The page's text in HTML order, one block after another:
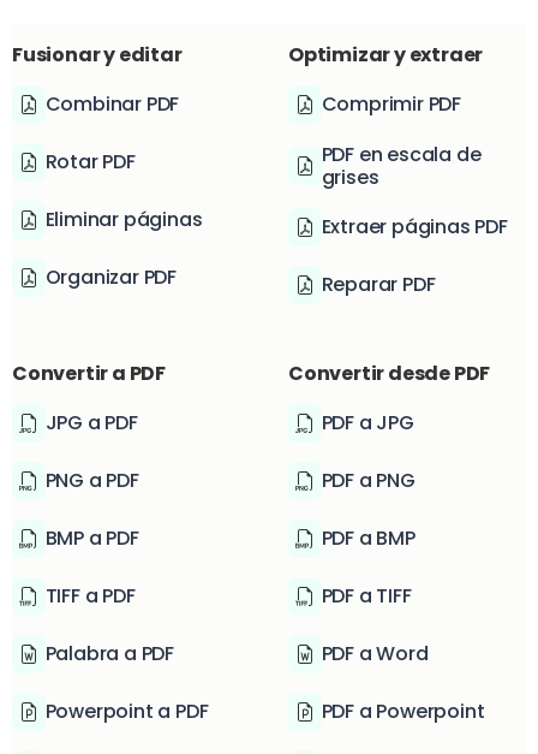
Fusionar y editar
Combinar PDF
Rotar PDF
Eliminar páginas
Organizar PDF
Optimizar y extraer
Comprimir PDF
PDF en escala de
grises
Extraer páginas PDF
Reparar PDF
Convertir a PDF
JPG a PDF
PNG a PDF
BMP a PDF
TIFF a PDF
Palabra a PDF
Powerpoint a PDF
Convertir desde PDF
PDF a JPG
PDF a PNG
PDF a BMP
PDF a TIFF
PDF a Word
PDF a Powerpoint